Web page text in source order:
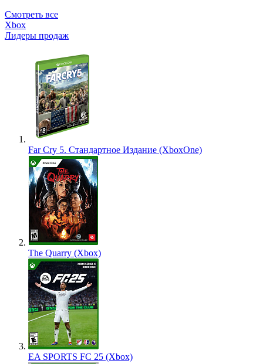
Смотреть все
Xbox
Лидеры продаж
Far Cry 5. Стандартное Издание (XboxOne)
The Quarry (Xbox)
EA SPORTS FC 25 (Xbox)